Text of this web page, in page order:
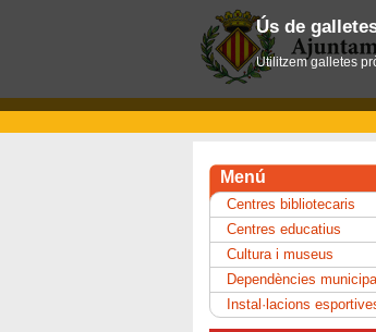
Menú
Centres bibliotecaris
Centres educatius
Cultura i museus
Dependències
Instal·lacions
Ús de
Utilitzem galletes